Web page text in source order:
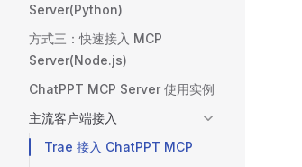
Server(Python)
方式三：快速接入 MCP
Server(Node.js)
ChatPPT MCP Server 使用实例
主流客户端接入
Trae 接入 ChatPPT MCP